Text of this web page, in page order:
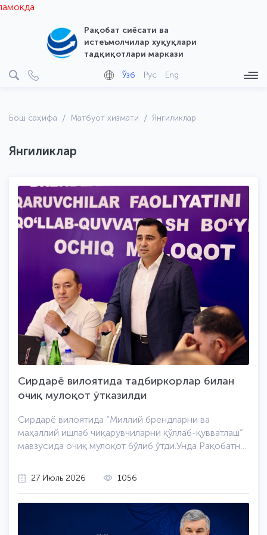
Рақобат сиёсати ва
истеъмолчилар хуқуқлари
тадқиқотлари маркази
Ўзб Рус Eng
Бош саҳифа Матбуот хизмати Янгиликлар
Янгиликлар
Сирдарё вилоятида тадбиркорлар билан
очиқ мулоқот ўтказилди
Сирдарё вилоятида “Миллий брендларни ва
маҳаллий ишлаб чиқарувчиларни қўллаб-қувватлаш”
мавзусида очиқ мулоқот бўлиб ўтди.Унда Рақобатни
ҳимоя қилиш қўмитаси раиси ўринбосари Ф.
Карабаев, Қўмита ҳузуридаги Тадқиқотлар маркази
Савдо-саноат палатаси ҳудудий бошқармаси ҳамда
мутасадди идоралар масъуллари, шунингдек,
27 Июль 2026 1056